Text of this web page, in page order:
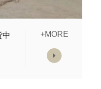
+MORE